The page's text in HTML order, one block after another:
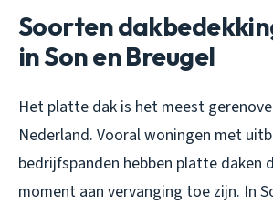
Soorten
in Son en Breugel
Het platte dak is het meest
Nederland. Vooral woningen met
bedrijfspanden hebben platte daken
moment aan vervanging toe zijn. In